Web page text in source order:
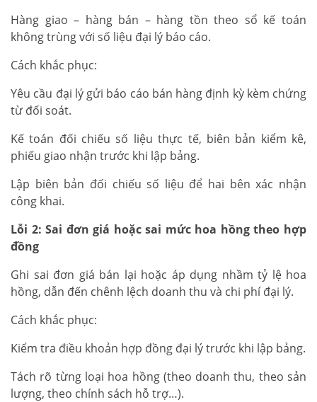
Hàng giao – hàng bán – hàng tồn theo sổ kế toán
không trùng với số liệu đại lý báo cáo.
Cách khắc phục:
Yêu cầu đại lý gửi báo cáo bán hàng định kỳ kèm chứng
từ đối soát.
Kế toán đối chiếu số liệu thực tế, biên bản kiểm kê,
phiếu giao nhận trước khi lập bảng.
Lập biên bản đối chiếu số liệu để hai bên xác nhận
công khai.
Lỗi 2: Sai đơn giá hoặc sai mức hoa hồng theo hợp
đồng
Ghi sai đơn giá bán lại hoặc áp dụng nhầm tỷ lệ hoa
hồng, dẫn đến chênh lệch doanh thu và chi phí đại lý.
Cách khắc phục:
Kiểm tra điều khoản hợp đồng đại lý trước khi lập bảng.
Tách rõ từng loại hoa hồng (theo doanh thu, theo sản
lượng, theo chính sách hỗ trợ…).